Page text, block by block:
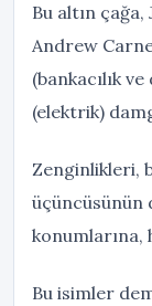
Bu altın
Andrew
(bankacılık
(elektrik)
Zenginlikleri,
üçüncüsünün
konumlarına,
Bu isimler